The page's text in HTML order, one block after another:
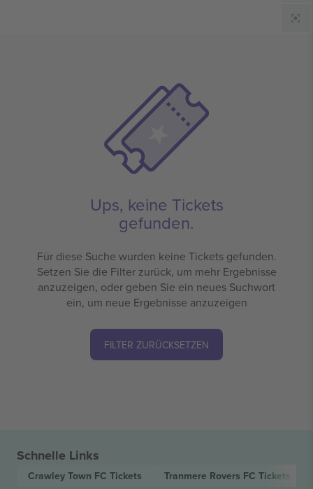
Ups, keine Tickets
gefunden.
Für diese Suche wurden keine Tickets gefunden.
Setzen Sie die Filter zurück, um mehr Ergebnisse
anzuzeigen, oder geben Sie ein neues Suchwort
ein, um neue Ergebnisse anzuzeigen
FILTER ZURÜCKSETZEN
Schnelle Links
Crawley Town FC Tickets Tranmere Rovers FC Tickets